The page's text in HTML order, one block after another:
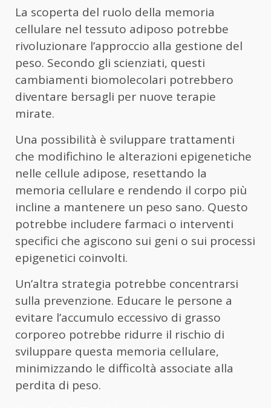
La scoperta del ruolo della memoria
cellulare nel tessuto adiposo potrebbe
rivoluzionare l’approccio alla gestione del
peso. Secondo gli scienziati, questi
cambiamenti biomolecolari potrebbero
diventare bersagli per nuove terapie
mirate.
Una possibilità è sviluppare trattamenti
che modifichino le alterazioni epigenetiche
nelle cellule adipose, resettando la
memoria cellulare e rendendo il corpo più
incline a mantenere un peso sano. Questo
potrebbe includere farmaci o interventi
specifici che agiscono sui geni o sui processi
epigenetici coinvolti.
Un’altra strategia potrebbe concentrarsi
sulla prevenzione. Educare le persone a
evitare l’accumulo eccessivo di grasso
corporeo potrebbe ridurre il rischio di
sviluppare questa memoria cellulare,
minimizzando le difficoltà associate alla
perdita di peso.